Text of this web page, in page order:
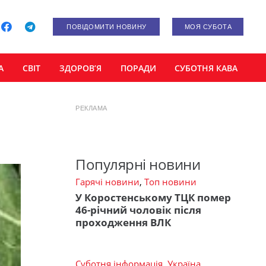
ПОВІДОМИТИ НОВИНУ МОЯ СУБОТА
СВІТ ЗДОРОВ’Я ПОРАДИ СУБОТНЯ КАВА
РЕКЛАМА
Популярні новини
Гарячі новини, Топ новини
У Коростенському ТЦК помер
46-річний чоловік після
проходження ВЛК
Суботня інформація Україна